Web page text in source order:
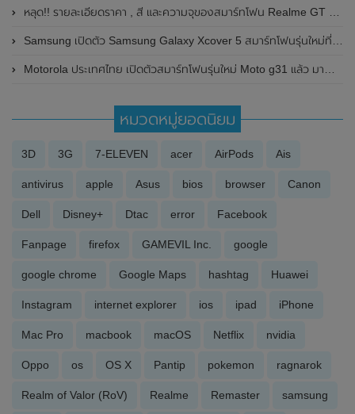
หลุด!! รายละเอียดราคา , สี และความจุของสมาร์ทโฟน Realme GT Neo 2 ในยุโรปก่อนเปิดตัว
Samsung เปิดตัว Samsung Galaxy Xcover 5 สมาร์ทโฟนรุ่นใหม่ที่ทนทาน กันน้ำ กันฝุ่น ในราคา 290 ยูโร
Motorola ประเทศไทย เปิดตัวสมาร์ทโฟนรุ่นใหม่ Moto g31 แล้ว มาพร้อมหน้าจอแสดงผล OLED , กล้องหลัง 3 ตัว ความละเอียดสูงถึง 50MP และแบตเตอรี่ขนาดใหญ่ 5000 mAh ในราคาเพียง 5,999 บาท
หมวดหมู่ยอดนิยม
3D 3G 7-ELEVEN acer AirPods Ais
antivirus apple Asus bios browser Canon
Dell Disney+ Dtac error Facebook
Fanpage firefox GAMEVIL Inc. google
google chrome Google Maps hashtag Huawei
Instagram internet explorer ios ipad iPhone
Mac Pro macbook macOS Netflix nvidia
Oppo os OS X Pantip pokemon ragnarok
Realm of Valor (RoV) Realme Remaster samsung